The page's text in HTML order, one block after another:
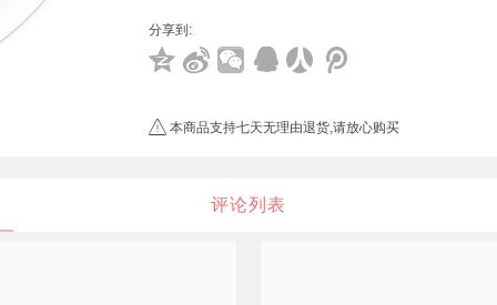
分享到:
本商品支持七天无理由退货,请放心购买
评论列表